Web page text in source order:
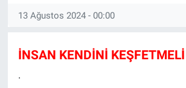
13 Ağustos 2024 - 00:00
İNSAN KENDİNİ KEŞFETMELİ
.